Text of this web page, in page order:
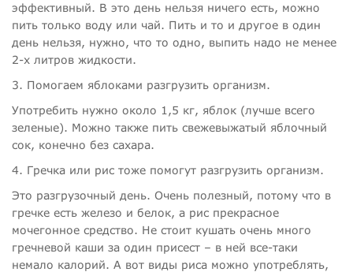
эффективный. В это день нельзя ничего есть, можно
пить только воду или чай. Пить и то и другое в один
день нельзя, нужно, что то одно, выпить надо не менее
2-х литров жидкости.
3. Помогаем яблоками разгрузить организм.
Употребить нужно около 1,5 кг, яблок (лучше всего
зеленые). Можно также пить свежевыжатый яблочный
сок, конечно без сахара.
4. Гречка или рис тоже помогут разгрузить организм.
Это разгрузочный день. Очень полезный, потому что в
гречке есть железо и белок, а рис прекрасное
мочегонное средство. Не стоит кушать очень много
гречневой каши за один присест – в ней все-таки
немало калорий. А вот виды риса можно употреблять,